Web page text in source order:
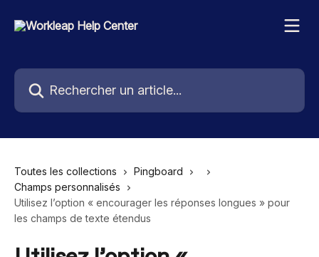
Rechercher un article...
Toutes les collections
Pingboard
Champs personnalisés
Utilisez l’option « encourager les réponses longues » pour
les champs de texte étendus